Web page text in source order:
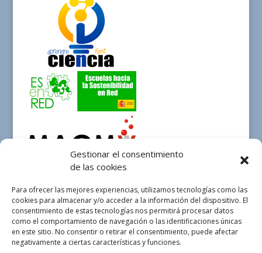
Gestionar el consentimiento
de las cookies
Para ofrecer las mejores experiencias, utilizamos tecnologías como las
cookies para almacenar y/o acceder a la información del dispositivo. El
consentimiento de estas tecnologías nos permitirá procesar datos
como el comportamiento de navegación o las identificaciones únicas
en este sitio. No consentir o retirar el consentimiento, puede afectar
negativamente a ciertas características y funciones.
Select Language ▼